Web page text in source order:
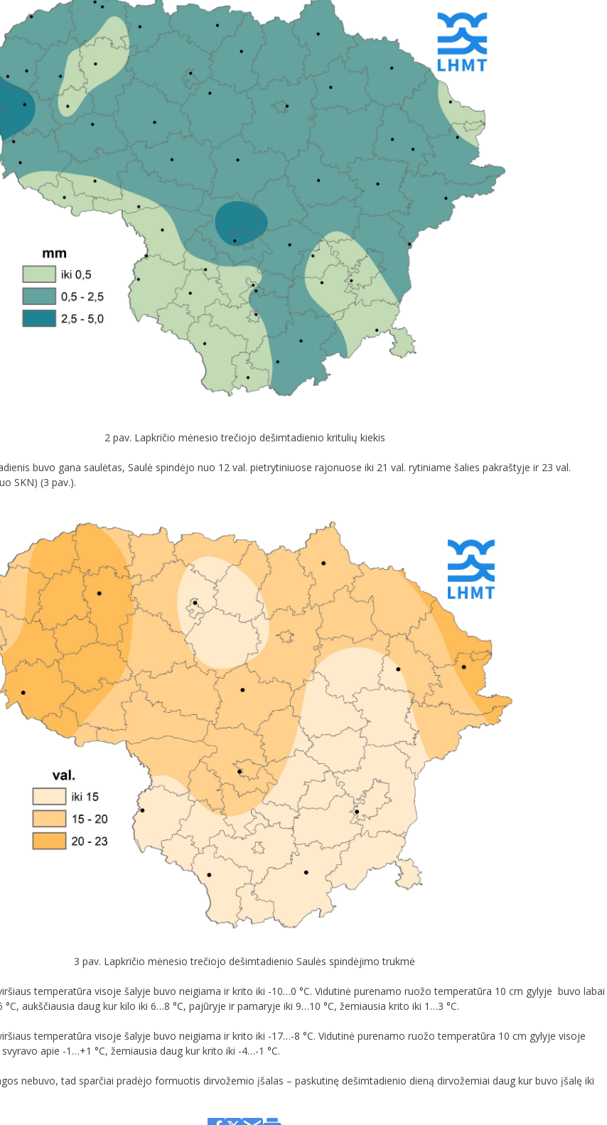
2 pav. Lapkričio mėnesio trečiojo dešimtadienio kritulių kiekis
buvo gana saulėtas, Saulė spindėjo nuo 12 val. pietrytiniuose rajonuose iki 21 val. rytiniame šalies pakraštyje ir 23 val.
SKN) (3 pav.).
3 pav. Lapkričio mėnesio trečiojo dešimtadienio Saulės spindėjimo trukmė
temperatūra visoje šalyje buvo neigiama ir krito iki -10…0 °C. Vidutinė purenamo ruožo temperatūra 10 cm gylyje buvo labai
aukščiausia daug kur kilo iki 6…8 °C, pajūryje ir pamaryje iki 9…10 °C, žemiausia krito iki 1…3 °C.
temperatūra visoje šalyje buvo neigiama ir krito iki -17…-8 °C. Vidutinė purenamo ruožo temperatūra 10 cm gylyje visoje
apie -1…+1 °C, žemiausia daug kur krito iki -4…-1 °C.
nebuvo, tad sparčiai pradėjo formuotis dirvožemio įšalas – paskutinę dešimtadienio dieną dirvožemiai daug kur buvo įšalę iki